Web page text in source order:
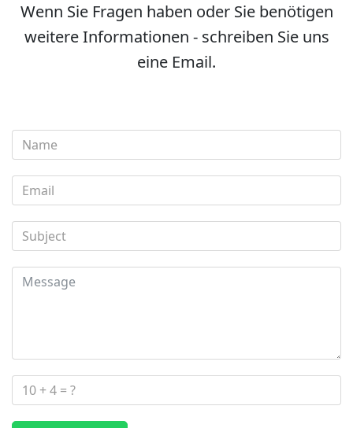
Wenn Sie Fragen haben oder Sie benötigen
weitere Informationen - schreiben Sie uns
eine Email.